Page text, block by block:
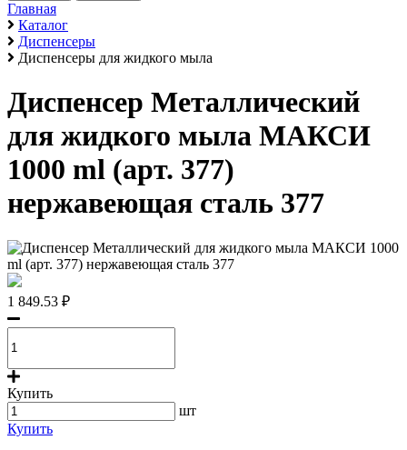
Главная
Каталог
Диспенсеры
Диспенсеры для жидкого мыла
Диспенсер Металлический
для жидкого мыла МАКСИ
1000 ml (арт. 377)
нержавеющая сталь 377
1 849.53 ₽
Купить
шт
Купить